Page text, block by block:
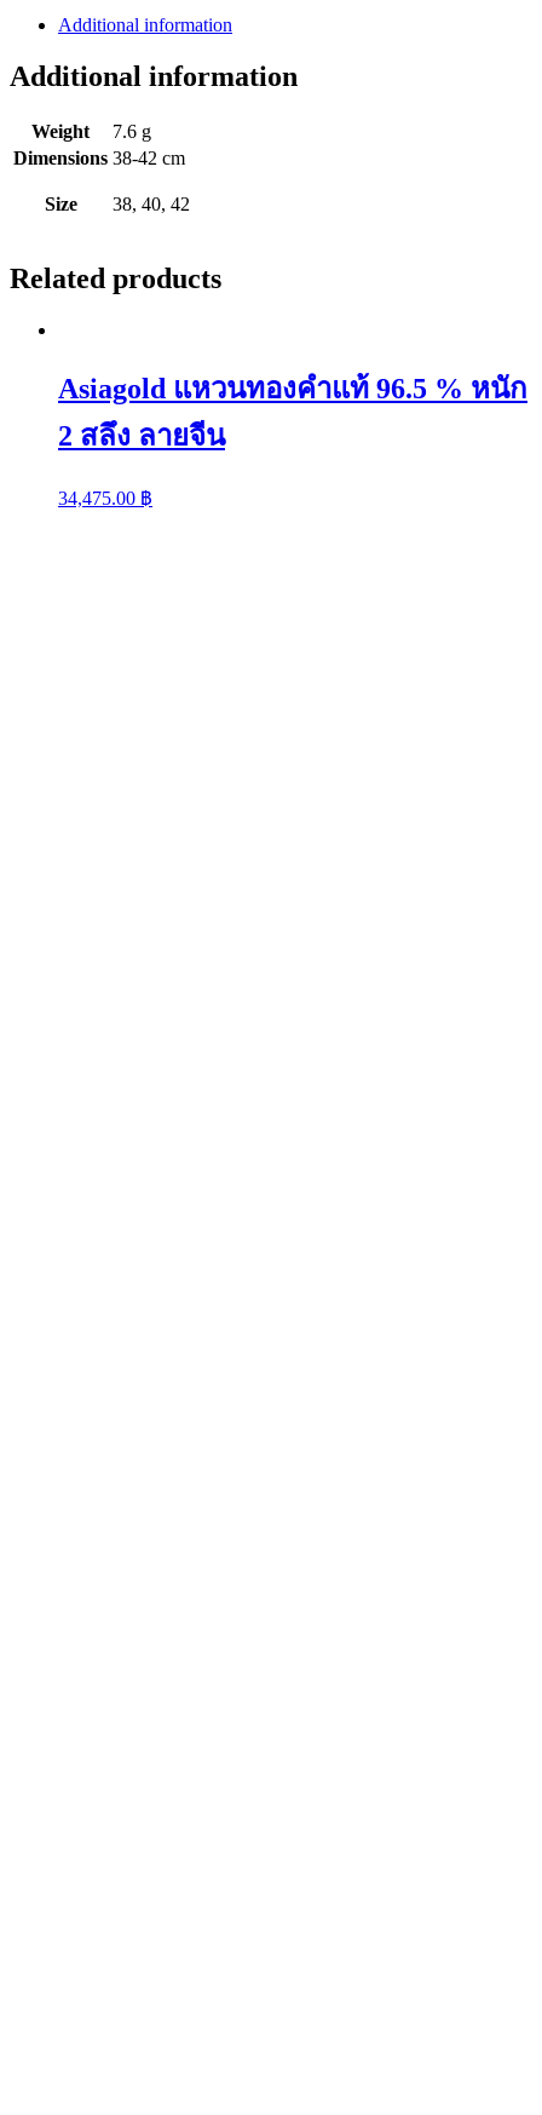
ทองคำ
96.5
หนัก
2
ลาย
จี้
ตุ้ง
quantity
Additional information
Additional information
Weight
7.6 g
Dimensions 38-42 cm
Size 38, 40, 42
Related products
Asiagold แหวนทองคำแท้ 96.5 % หนัก
2 สลึง ลายจีน
34,475.00 ฿